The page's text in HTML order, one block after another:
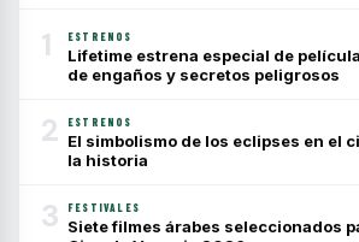
1 ESTRENOS
Lifetime estrena especial de
de engaños y secretos peligrosos
2 ESTRENOS
El simbolismo de los eclipses en el
la historia
3 FESTIVALES
Siete filmes árabes seleccionados